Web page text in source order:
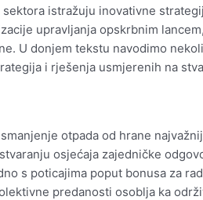
istražuju inovativne
upravljanja opskrbnim
U donjem tekstu navodimo
i rješenja usmjerenih na
otpada od hrane
osjećaja zajedničke
s poticajima poput bonusa za
predanosti osoblja ka